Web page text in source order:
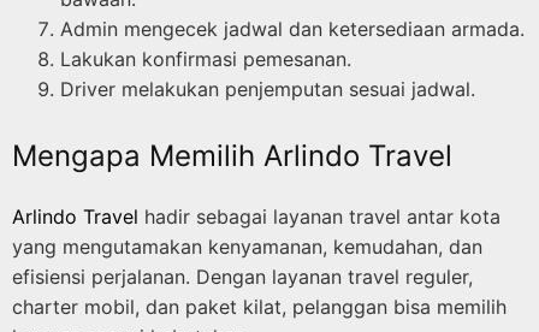
Admin mengecek jadwal dan ketersediaan armada.
Lakukan konfirmasi pemesanan.
Driver melakukan penjemputan sesuai jadwal.
Mengapa Memilih Arlindo Travel
Arlindo Travel hadir sebagai layanan travel antar kota
yang mengutamakan kenyamanan, kemudahan, dan
efisiensi perjalanan. Dengan layanan travel reguler,
charter mobil, dan paket kilat, pelanggan bisa memilih